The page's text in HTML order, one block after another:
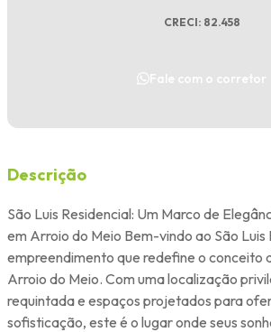
CRECI: 82.458
Fale com o corretor
Descrição
São Luis Residencial: Um Marco de
em Arroio do Meio Bem-vindo ao São Luis
empreendimento que redefine o conceito
Arroio do Meio. Com uma localização
requintada e espaços projetados para
sofisticação, este é o lugar onde seus